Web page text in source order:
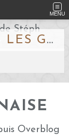
MENU
RECETTES FACILES - LES GÂTEAUX DE STÉPH
Overblog